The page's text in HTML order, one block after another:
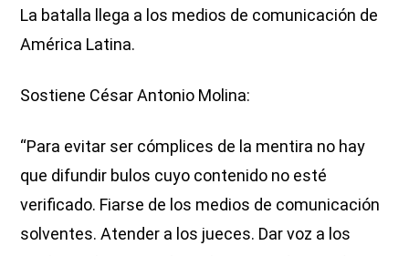
La batalla llega a los medios de comunicación de
América Latina.
Sostiene César Antonio Molina:
“Para evitar ser cómplices de la mentira no hay
que difundir bulos cuyo contenido no esté
verificado. Fiarse de los medios de comunicación
solventes. Atender a los jueces. Dar voz a los